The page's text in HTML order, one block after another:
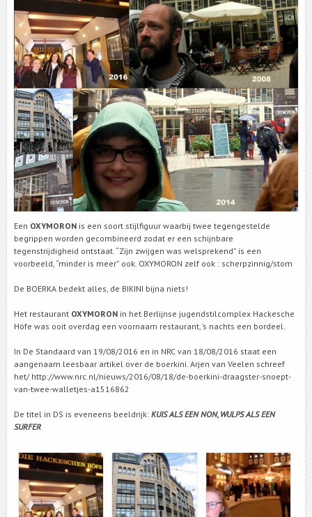
Een OXYMORON is een soort stijlfiguur waarbij twee tegengestelde
begrippen worden gecombineerd zodat er een schijnbare
tegenstrijdigheid ontstaat. “Zijn zwijgen was welsprekend” is een
voorbeeld, “minder is meer” ook. OXYMORON zelf ook : scherpzinnig/stom
De BOERKA bedekt alles, de BIKINI bijna niets!
Het restaurant OXYMORON in het Berlijnse jugendstilcomplex Hackesche
Höfe was ooit overdag een voornaam restaurant, ’s nachts een bordeel.
In De Standaard van 19/08/2016 en in NRC van 18/08/2016 staat een
aangenaam leesbaar artikel over de boerkini. Arjen van Veelen schreef
het/ http://www.nrc.nl/nieuws/2016/08/18/de-boerkini-draagster-snoept-
van-twee-walletjes-a1516862
De titel in DS is eveneens beeldrijk: KUIS ALS EEN NON, WULPS ALS EEN
SURFER